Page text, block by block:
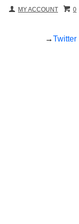
0
MY ACCOUNT
→Twitter